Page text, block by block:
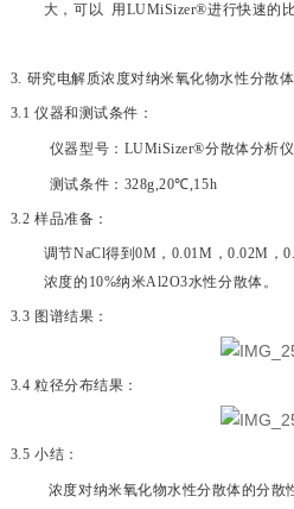
大，可以 用 LUMiSizer®进行快速的
3. 研究电解质浓度对纳米氧化物水性分散体
3.1仪器和测试条件：
仪器型号： LUMiSizer®分散体分析
测试条件： 328g,20℃,15h
3.2样品准备：
调节NaCl得到0M ， 0.01M ，0.02M ，
浓度的 10%纳米Al2O3水性分散体。
3.3 图谱结果：
3.4粒径分布结果：
3.5小结：
浓度对纳米氧化物水性分散体的分散